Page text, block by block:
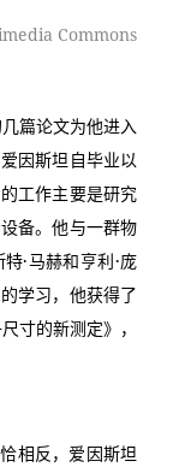
Commons
篇论文为他进入
因斯坦自毕业以
工作主要是研究
备。他与一群物
·马赫和亨利·庞
学习，他获得了
寸的新测定》，
相反，爱因斯坦